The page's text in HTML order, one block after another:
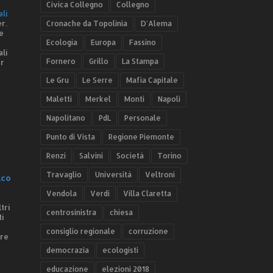
Civica Collegno Collegno
Cronache da Topolinia D'Alema
Ecologia Europa Fassino
Fornero Grillo La Stampa
Le Gru Le Serre Mafia Capitale
Maletti Merkel Monti Napoli
Napolitano PdL Personale
Punto di Vista Regione Piemonte
Renzi Salvini Società Torino
Travaglio Università Veltroni
Vendola Verdi Villa Claretta
centrosinistra chiesa
consiglio regionale corruzione
democrazia ecologisti
educazione elezioni 2018